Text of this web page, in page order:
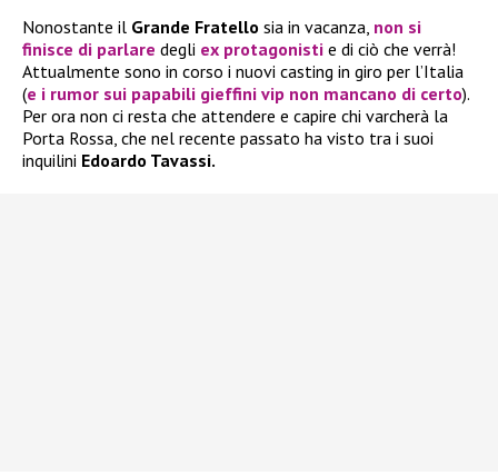
Nonostante il Grande Fratello sia in vacanza, non si
finisce di parlare degli ex protagonisti e di ciò che verrà!
Attualmente sono in corso i nuovi casting in giro per l’Italia
(e i rumor sui papabili gieffini vip non mancano di certo).
Per ora non ci resta che attendere e capire chi varcherà la
Porta Rossa, che nel recente passato ha visto tra i suoi
inquilini Edoardo Tavassi.